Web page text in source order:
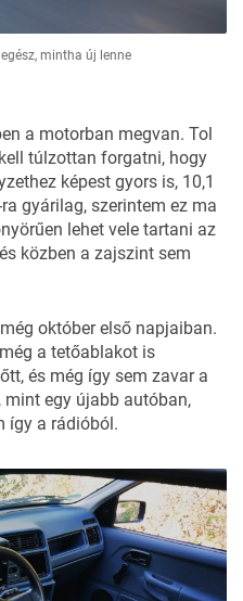
mintha új lenne
a motorban megvan. Tol
túlzottan forgatni, hogy
képest gyors is, 10,1
gyárilag, szerintem ez ma
lehet vele tartani az
közben a zajszint sem
október első napjaiban.
a tetőablakot is
és még így sem zavar a
mint egy újabb autóban,
így a rádióból.